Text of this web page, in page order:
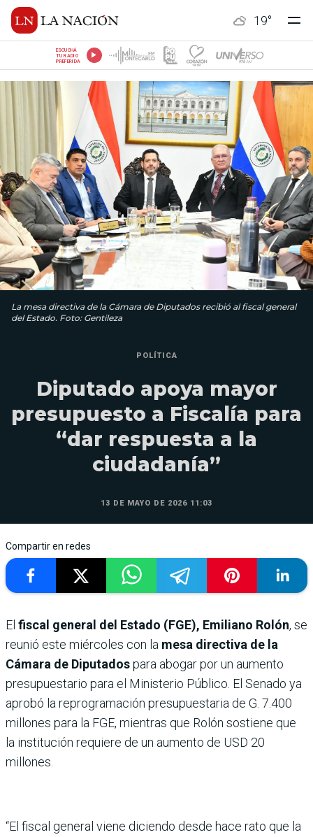
19°
ESCUCHÁ
TU RADIO
PREFERIDA
La mesa directiva de la Cámara de Diputados recibió al fiscal general
del Estado. Foto: Gentileza
POLÍTICA
Diputado apoya mayor
presupuesto a Fiscalía para
“dar respuesta a la
ciudadanía”
13 DE MAYO DE 2026 11:03
Compartir en redes
El fiscal general del Estado (FGE), Emiliano Rolón, se
reunió este miércoles con la mesa directiva de la
Cámara de Diputadospara abogar por un aumento
presupuestario para el Ministerio Público. El Senado ya
aprobó la reprogramación presupuestaria de G. 7.400
millones para la FGE, mientras que Rolón sostiene que
la institución requiere de un aumento de USD 20
millones.
“El fiscal general viene diciendo desde hace rato que la